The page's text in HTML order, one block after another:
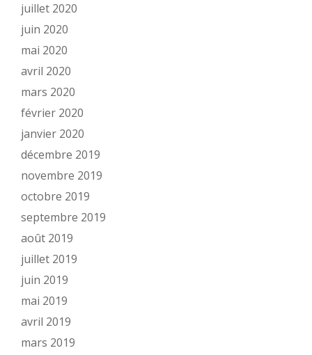
juillet 2020
juin 2020
mai 2020
avril 2020
mars 2020
février 2020
janvier 2020
décembre 2019
novembre 2019
octobre 2019
septembre 2019
août 2019
juillet 2019
juin 2019
mai 2019
avril 2019
mars 2019